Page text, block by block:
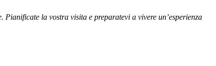
la vostra visita e preparatevi a vivere un’esperienza